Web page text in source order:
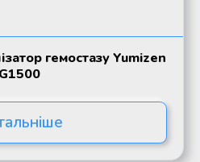
гемостазу Yumizen
G1500